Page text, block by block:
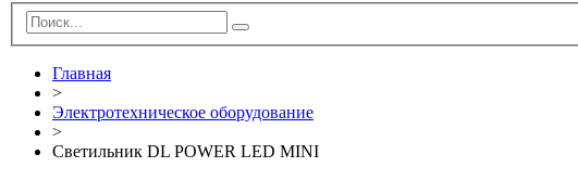
Главная
>
Электротехническое оборудование
>
Светильник DL POWER LED MINI